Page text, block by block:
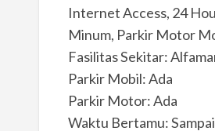
Internet Access, 24
Minum, Parkir Motor
Fasilitas Sekitar:
Parkir Mobil: Ada
Parkir Motor: Ada
Waktu Bertamu: